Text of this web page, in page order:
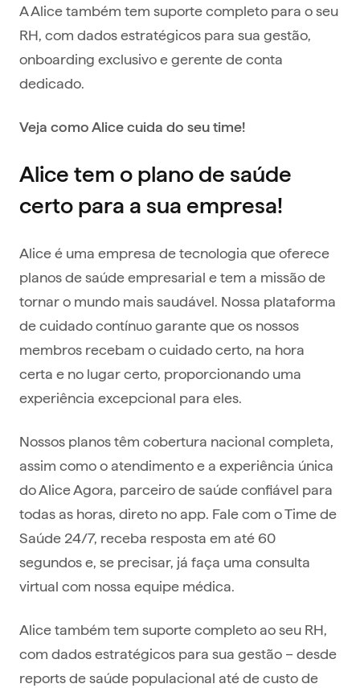
A Alice também tem suporte completo para o seu
RH, com dados estratégicos para sua gestão,
onboarding exclusivo e gerente de conta
dedicado.
Veja como Alice cuida do seu time!
Alice tem o plano de saúde
certo para a sua empresa!
Alice é uma empresa de tecnologia que oferece
planos de saúde empresarial e tem a missão de
tornar o mundo mais saudável. Nossa plataforma
de cuidado contínuo garante que os nossos
membros recebam o cuidado certo, na hora
certa e no lugar certo, proporcionando uma
experiência excepcional para eles.
Nossos planos têm cobertura nacional completa,
assim como o atendimento e a experiência única
do Alice Agora, parceiro de saúde confiável para
todas as horas, direto no app. Fale com o Time de
Saúde 24/7, receba resposta em até 60
segundos e, se precisar, já faça uma consulta
virtual com nossa equipe médica.
Alice também tem suporte completo ao seu RH,
com dados estratégicos para sua gestão – desde
reports de saúde populacional até de custo de